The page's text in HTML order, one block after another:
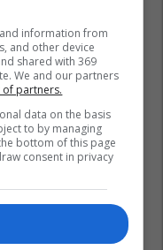
information from
and other device
shared with 369
We and our partners
of partners.
data on the basis
to by managing
bottom of this page
consent in privacy